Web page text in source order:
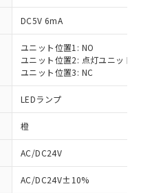
DC5V 6mA
ユニット位置1: NO
ユニット位置2: 点灯ユニット
ユニット位置3: NC
LEDランプ
橙
AC/DC24V
AC/DC24V±10%